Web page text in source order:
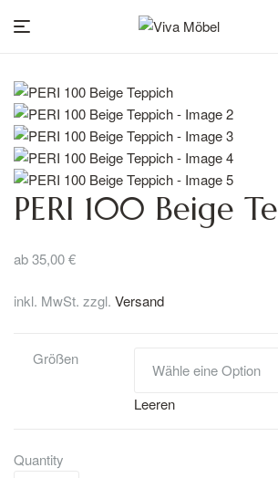
Möbel
PERI 100 Beige
ab35,00€
inkl. MwSt. zzgl. Versand
Größen
Leeren
Quantity